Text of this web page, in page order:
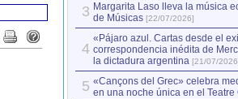
3 Margarita Laso lleva la música
de Músicas [22/07/2026]
4
«Pájaro azul. Cartas desde el
correspondencia inédita de
la dictadura argentina [21/07/
5 «Cançons del Grec» celebra
en una noche única en el Teatre